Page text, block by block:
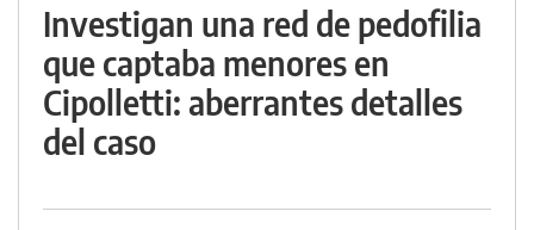
Investigan una red de pedofilia
que captaba menores en
Cipolletti: aberrantes detalles
del caso